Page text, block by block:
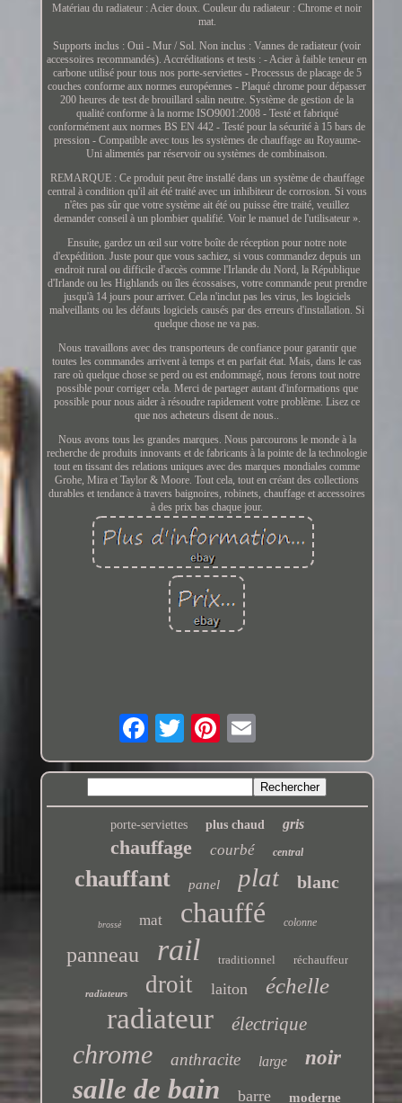
Matériau du radiateur : Acier doux. Couleur du radiateur : Chrome et noir
mat.
Supports inclus : Oui - Mur / Sol. Non inclus : Vannes de radiateur (voir
accessoires recommandés). Accréditations et tests : - Acier à faible teneur en
carbone utilisé pour tous nos porte-serviettes - Processus de placage de 5
couches conforme aux normes européennes - Plaqué chrome pour dépasser
200 heures de test de brouillard salin neutre. Système de gestion de la
qualité conforme à la norme ISO9001:2008 - Testé et fabriqué
conformément aux normes BS EN 442 - Testé pour la sécurité à 15 bars de
pression - Compatible avec tous les systèmes de chauffage au Royaume-
Uni alimentés par réservoir ou systèmes de combinaison.
REMARQUE : Ce produit peut être installé dans un système de chauffage
central à condition qu'il ait été traité avec un inhibiteur de corrosion. Si vous
n'êtes pas sûr que votre système ait été ou puisse être traité, veuillez
demander conseil à un plombier qualifié. Voir le manuel de l'utilisateur ».
Ensuite, gardez un œil sur votre boîte de réception pour notre note
d'expédition. Juste pour que vous sachiez, si vous commandez depuis un
endroit rural ou difficile d'accès comme l'Irlande du Nord, la République
d'Irlande ou les Highlands ou îles écossaises, votre commande peut prendre
jusqu'à 14 jours pour arriver. Cela n'inclut pas les virus, les logiciels
malveillants ou les défauts logiciels causés par des erreurs d'installation. Si
quelque chose ne va pas.
Nous travaillons avec des transporteurs de confiance pour garantir que
toutes les commandes arrivent à temps et en parfait état. Mais, dans le cas
rare où quelque chose se perd ou est endommagé, nous ferons tout notre
possible pour corriger cela. Merci de partager autant d'informations que
possible pour nous aider à résoudre rapidement votre problème. Lisez ce
que nos acheteurs disent de nous..
Nous avons tous les grandes marques. Nous parcourons le monde à la
recherche de produits innovants et de fabricants à la pointe de la technologie
tout en tissant des relations uniques avec des marques mondiales comme
Grohe, Mira et Taylor & Moore. Tout cela, tout en créant des collections
durables et tendance à travers baignoires, robinets, chauffage et accessoires
à des prix bas chaque jour.
porte-serviettes plus chaud gris
chauffage courbé central
chauffant panel plat blanc
brossé mat chauffé colonne
panneau rail traditionnel réchauffeur
radiateurs droit laiton échelle
radiateur électrique
chrome anthracite large noir
salle de bain barre moderne